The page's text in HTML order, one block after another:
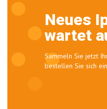
Neues
wartet
Sammeln Sie jetzt
bestellen Sie sich